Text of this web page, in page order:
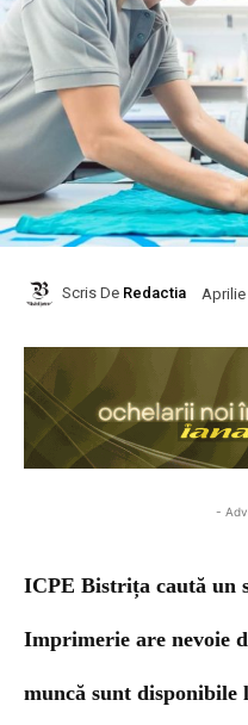
Scris De Redactia Aprilie
-
ICPE Bistrița caută un
Imprimerie are nevoie
muncă sunt disponibile